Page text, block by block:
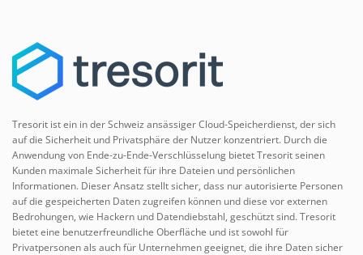
Tresorit ist ein in der Schweiz ansässiger Cloud-Speicherdienst, der sich
auf die Sicherheit und Privatsphäre der Nutzer konzentriert. Durch die
Anwendung von Ende-zu-Ende-Verschlüsselung bietet Tresorit seinen
Kunden maximale Sicherheit für ihre Dateien und persönlichen
Informationen. Dieser Ansatz stellt sicher, dass nur autorisierte Personen
auf die gespeicherten Daten zugreifen können und diese vor externen
Bedrohungen, wie Hackern und Datendiebstahl, geschützt sind. Tresorit
bietet eine benutzerfreundliche Oberfläche und ist sowohl für
Privatpersonen als auch für Unternehmen geeignet, die ihre Daten sicher